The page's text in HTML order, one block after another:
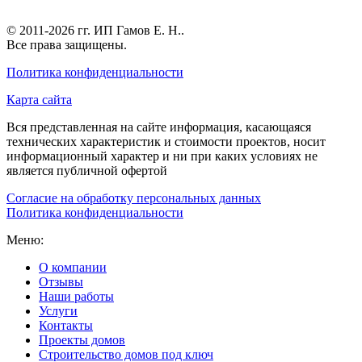
© 2011-2026 гг. ИП Гамов Е. Н..
Все права защищены.
Политика конфиденциальности
Карта сайта
Вся представленная на сайте информация, касающаяся
технических характеристик и стоимости проектов, носит
информационный характер и ни при каких условиях не
является публичной офертой
Согласие на обработку персональных данных
Политика конфиденциальности
Меню:
О компании
Отзывы
Наши работы
Услуги
Контакты
Проекты домов
Строительство домов под ключ